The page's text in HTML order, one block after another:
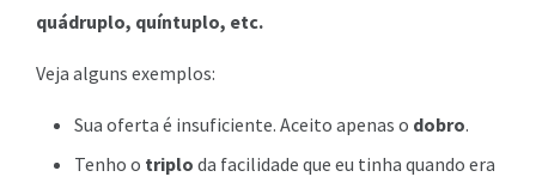
quádruplo, quíntuplo, etc.
Veja alguns exemplos:
Sua oferta é insuficiente. Aceito apenas o dobro.
Tenho o triplo da facilidade que eu tinha quando era